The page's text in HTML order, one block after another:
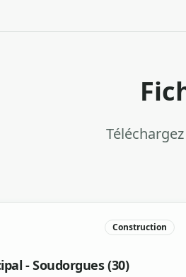
Construction
- Soudorgues (30)